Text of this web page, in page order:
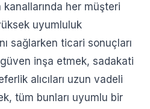
her müşteri
uyumluluk
sağlarken ticari sonuçları
güven inşa etmek, sadakati
alıcıları uzun vadeli
tüm bunları uyumlu bir